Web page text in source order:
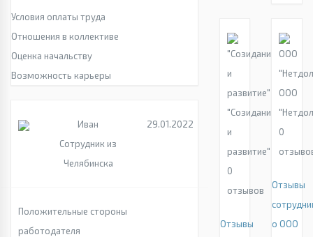
Условия оплаты труда
Отношения в коллективе
Оценка начальству
Возможность карьеры
Иван
Сотрудник из
Челябинска
29.01.2022
Положительные стороны
работодателя
"Созидание
и
развитие"
0
отзывов
Отзывы
ООО
0
Отзывы
о ООО